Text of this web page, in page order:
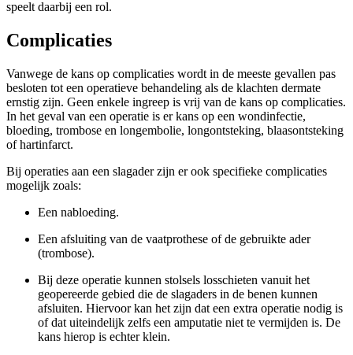
speelt daarbij een rol.
Complicaties
Vanwege de kans op complicaties wordt in de meeste gevallen pas
besloten tot een operatieve behandeling als de klachten dermate
ernstig zijn. Geen enkele ingreep is vrij van de kans op complicaties.
In het geval van een operatie is er kans op een wondinfectie,
bloeding, trombose en longembolie, longontsteking, blaasontsteking
of hartinfarct.
Bij operaties aan een slagader zijn er ook specifieke complicaties
mogelijk zoals:
Een nabloeding.
Een afsluiting van de vaatprothese of de gebruikte ader
(trombose).
Bij deze operatie kunnen stolsels losschieten vanuit het
geopereerde gebied die de slagaders in de benen kunnen
afsluiten. Hiervoor kan het zijn dat een extra operatie nodig is
of dat uiteindelijk zelfs een amputatie niet te vermijden is. De
kans hierop is echter klein.